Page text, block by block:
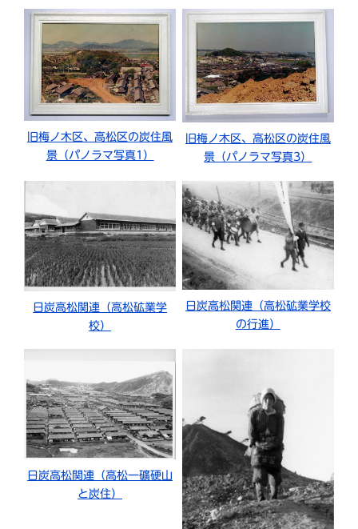
旧梅ノ木区、高松区の炭住風
景（パノラマ写真1）
旧梅ノ木区、高松区の炭住風
景（パノラマ写真3）
日炭高松関連（高松砿業学
校）
日炭高松関連（高松砿業学校
の行進）
日炭高松関連（高松一礦硬山
と炭住）